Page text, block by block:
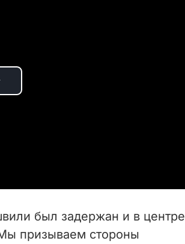
был задержан и в центре
призываем стороны